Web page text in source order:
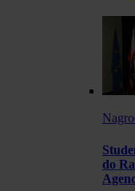
do